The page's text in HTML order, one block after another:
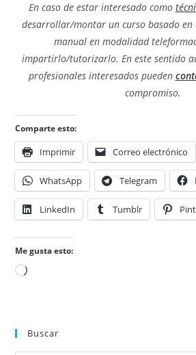
En caso de estar interesado como
desarrollar/montar un curso basado en
manual en modalidad
impartirlo/tutorizarlo. En este sentido
profesionales interesados pueden
compromiso.
Comparte esto:
Imprimir Correo electrónico
WhatsApp Telegram
LinkedIn Tumblr
Me gusta esto:
Cargando...
Buscar